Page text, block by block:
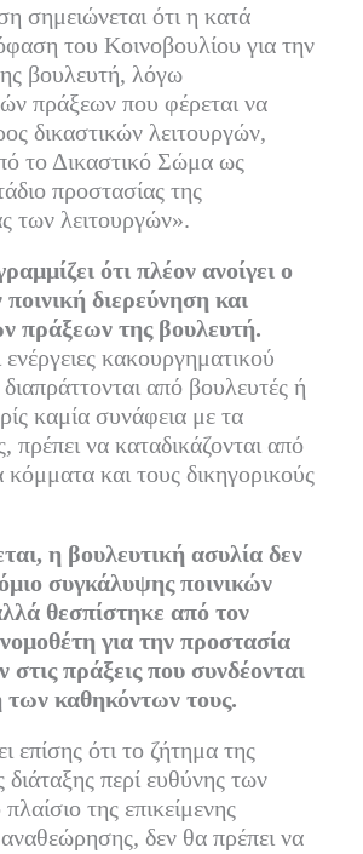
σημειώνεται ότι η κατά
του Κοινοβουλίου για την
βουλευτή, λόγω
πράξεων που φέρεται να
δικαστικών λειτουργών,
το Δικαστικό Σώμα ως
προστασίας της
των λειτουργών».
ότι πλέον ανοίγει ο
διερεύνηση και
πράξεων της βουλευτή.
ενέργειες κακουργηματικού
από βουλευτές ή
καμία συνάφεια με τα
πρέπει να καταδικάζονται από
κόμματα και τους δικηγορικούς
η βουλευτική ασυλία δεν
συγκάλυψης ποινικών
θεσπίστηκε από τον
για την προστασία
πράξεις που συνδέονται
καθηκόντων τους.
επίσης ότι το ζήτημα της
περί ευθύνης των
της επικείμενης
δεν θα πρέπει να